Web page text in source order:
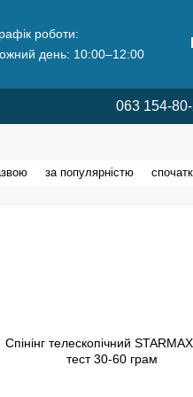
роботи:
день: 10:00–12:00
063 154-
за популярністю